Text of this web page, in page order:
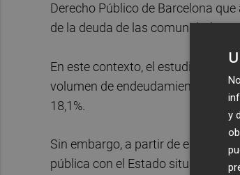
Derecho Público de Barcelona
de la deuda de las comunidades
En este contexto, el estudio
volumen de endeudamiento
18,1%.
Sin embargo, a partir de esa
pública con el Estado situando
y